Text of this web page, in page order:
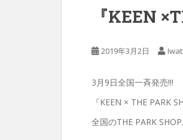
『KEEN
2019年3月2日
3月9日全国一斉発売!!!
『KEEN × THE PARK
全国のTHE PARK